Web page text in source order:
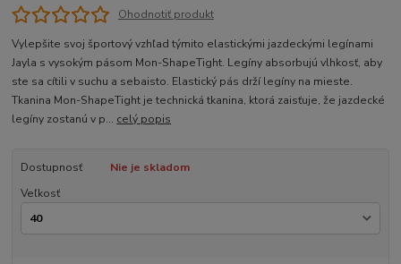
Ohodnotiť produkt
Vylepšite svoj športový vzhľad týmito elastickými jazdeckými legínami
Jayla s vysokým pásom Mon-ShapeTight. Legíny absorbujú vlhkosť, aby
ste sa cítili v suchu a sebaisto. Elastický pás drží legíny na mieste.
Tkanina Mon-ShapeTight je technická tkanina, ktorá zaisťuje, že jazdecké
legíny zostanú v p... celý popis
Dostupnosť
Nie je skladom
Veľkosť